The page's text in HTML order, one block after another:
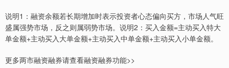
说明1：融资余额若长期增加时表示投资者心态偏向买方，市场人气旺
盛属强势市场，反之则属弱势市场。说明2：买入金额=主动买入特大
单金额+主动买入大单金额+主动买入中单金额+主动买入小单金额。
更多两市融资融券请查看融资融券功能>>